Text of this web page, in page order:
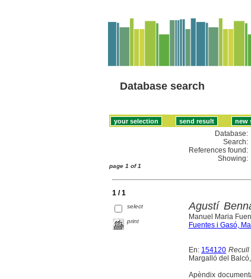
Database search
Database:
Search:
References found:
Showing:
page 1 of 1
1 / 1
select
print
Agustí
Manuel Maria
Fuentes i Gasó,
En: 154120 Recull
Margalló del
Apèndix